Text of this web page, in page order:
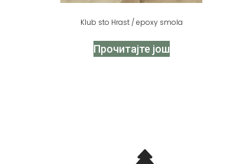
Klub sto Hrast / epoxy smola
Прочитајте још